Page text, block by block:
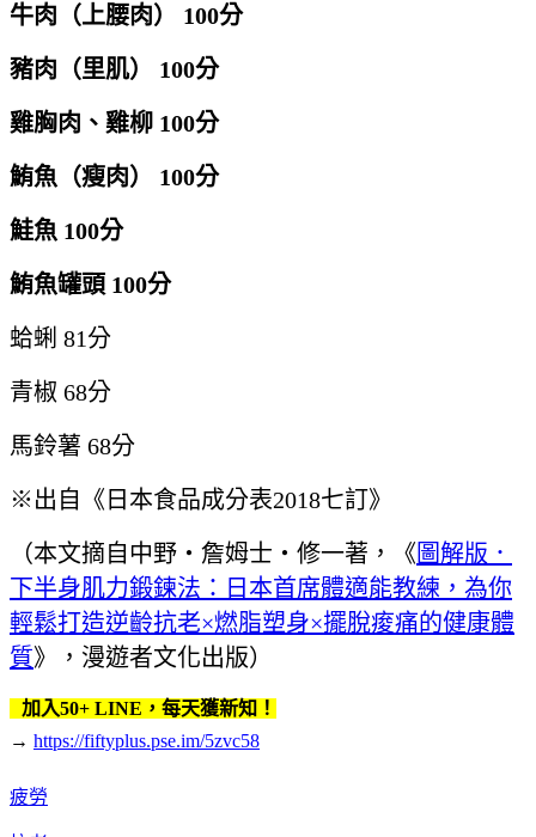
牛肉（上腰肉） 100分
豬肉（里肌） 100分
雞胸肉、雞柳 100分
鮪魚（瘦肉） 100分
鮭魚 100分
鮪魚罐頭 100分
蛤蜊 81分
青椒 68分
馬鈴薯 68分
※出自《日本食品成分表2018七訂》
（本文摘自中野‧詹姆士‧修一著，《圖解版．
下半身肌力鍛鍊法：日本首席體適能教練，為你
輕鬆打造逆齡抗老×燃脂塑身×擺脫痠痛的健康體
質》，漫遊者文化出版）
加入50+ LINE，每天獲新知！
→ https://fiftyplus.pse.im/5zvc58
疲勞